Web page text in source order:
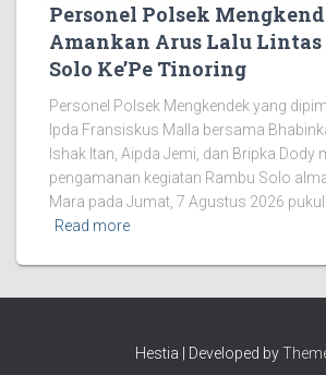
Personel Polsek
Amankan Arus Lalu Lintas
Solo Ke’Pe Tinoring
Personel Polsek Mengkendek yang
Ipda Fransiskus Malla bersama
Ishak Itan, Aipda Jemi, dan Bripka Dody
pengamanan kegiatan Rambu Solo
Mara pada Jumat, 7 Agustus 2026
Read more
Hestia | Developed by